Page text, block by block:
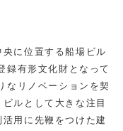
に位置する船場ビル
録有形文化財となって
なリノベーションを契
ルとして大きな注目
用に先鞭をつけた建